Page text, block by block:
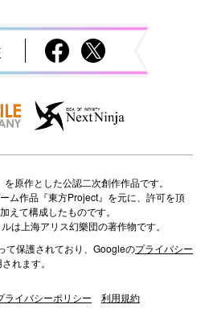
原作とした公認二次創作作品です。
ム作品『東方Project』を元に、許可を頂
えて構成したものです。
は上海アリス幻樂団の著作物です。
て保護されており、Googleのプライバシー
れます。
ライバシーポリシー 利用規約